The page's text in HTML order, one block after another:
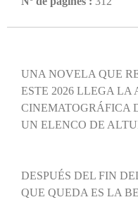
UNA NOVELA QUE
ESTE 2026 LLEGA LA
CINEMATOGRÁFICA
UN ELENCO DE
DESPUÉS DEL FIN
QUE QUEDA ES LA